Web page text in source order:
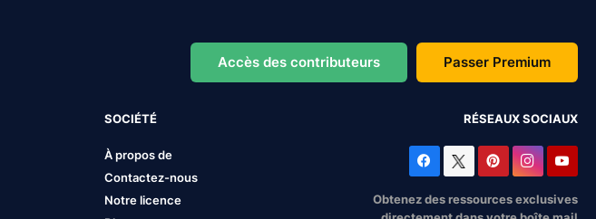
Accès des contributeurs Passer Premium
SOCIÉTÉ
À propos de
Contactez-nous
Notre licence
RÉSEAUX SOCIAUX
Obtenez des ressources exclusives